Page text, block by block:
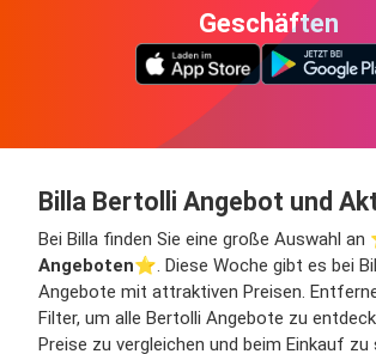
Geschäften
Billa Bertolli Angebot und
Bei Billa finden Sie eine große Auswahl an
Angeboten⭐️. Diese Woche gibt es bei
Angebote mit attraktiven Preisen.
Filter, um alle Bertolli Angebote zu
Preise zu vergleichen und beim Einkauf zu